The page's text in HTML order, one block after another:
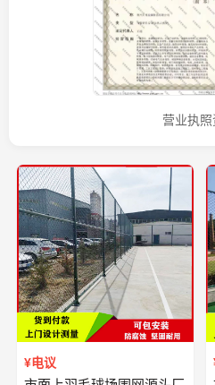
营业执
¥电议